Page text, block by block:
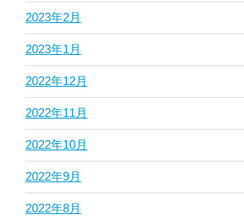
2023年2月
2023年1月
2022年12月
2022年11月
2022年10月
2022年9月
2022年8月